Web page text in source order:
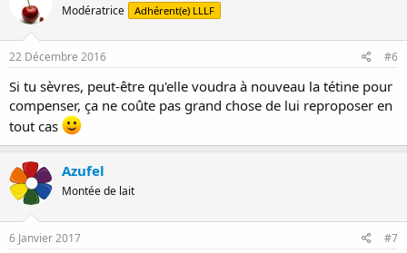
Modératrice Adhérent(e) LLLF
22 Décembre 2016 #6
Si tu sèvres, peut-être qu'elle voudra à nouveau la tétine pour
compenser, ça ne coûte pas grand chose de lui reproposer en
tout cas
Azufel
Montée de lait
6 Janvier 2017 #7